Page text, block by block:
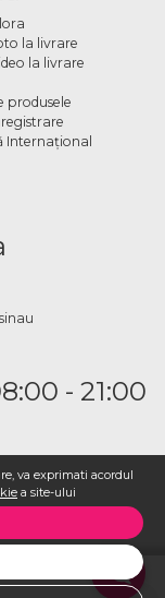
va exprimati acordul
a site-ului
la livrare
la livrare
produsele
Internațional
- 21:00